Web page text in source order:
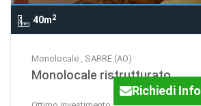
40m2
Monolocale , SARRE (AO)
Monolocale ristrutturato
Richiedi Info